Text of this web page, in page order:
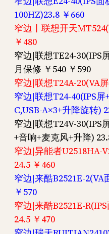
100HZ)23.8 ￥660
窄边丨联想开天
￥480
窄边|联想TE24-30(IPS
月保修 ￥540 ￥590
窄边|联想T24A-20(VA
窄边|联想T24-40(IPS屏
C,USB-A×3+升降旋转)
窄边|联想T24V-30(IPS
+音响+麦克风+升降)
窄边|异能者U2518HA-
24.5 ￥460
窄边|来酷B2521E-2(VA
￥570
窄边|来酷B2521E-
24.5 ￥470